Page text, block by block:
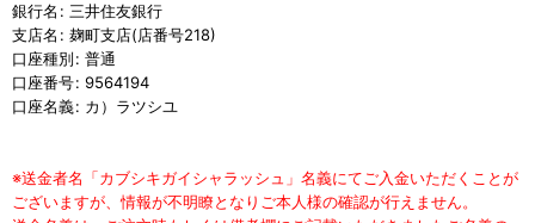
銀行名 : 三井住友銀行
支店名 : 麹町支店(店番号218)
口座種別: 普通
口座番号: 9564194
口座名義: カ）ラツシユ
※送金者名「カブシキガイシャラッシュ」名義にてご入金いただくことが
ございますが、情報が不明瞭となりご本人様の確認が行えません。